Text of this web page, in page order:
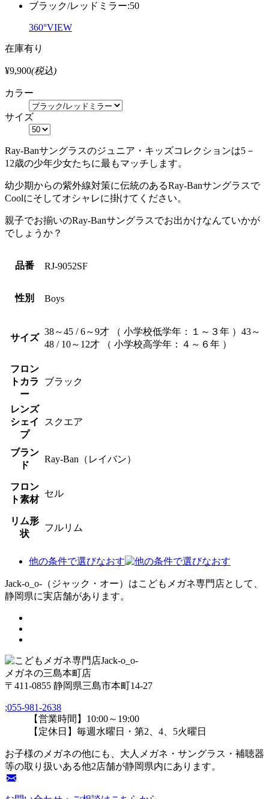
ブラック/レッドミラー:50
360°VIEW
在庫有り
¥9,900(税込)
カラー
サイズ
Ray-Banサングラスのジュニア・キッズコレクションは5－
12歳の少年少女たちに最もマッチします。
幼少期からの紫外線対策に伝統のあるRay-Banサングラスで
Coolにそしてオシャレに掛けてください。
親子でお揃いのRay-Banサングラスでお出かけなんていかが
でしょうか？
品番 RJ-9052SF
性別 Boys
サイズ
38～45 / 6～9才 （ 小学校低学年：１～３年 ）43～
48 / 10～12才 （ 小学校高学年：４～６年 ）
フロン
トカラ
ー
ブラック
レンズ
シェイ
プ
スクエア
ブラン
ド
Ray-Ban（レイバン）
フロン
ト素材
セル
リム形
状
フルリム
他の条件で選びなおす
Jack-o_o-（ジャック・オー）はこどもメガネ専門店として、
静岡県に実店舗があります。
メガネの三島本町店
〒411-0855 静岡県三島市本町14-27
;055-981-2638
【営業時間】10:00～19:00
【定休日】毎週水曜日・第2、4、5火曜日
お子様のメガネの他にも、大人メガネ・サングラス・補聴器
等の取り扱いある他2店舗が静岡県内にあります。